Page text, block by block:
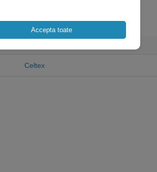
Celtex
Accepta toate